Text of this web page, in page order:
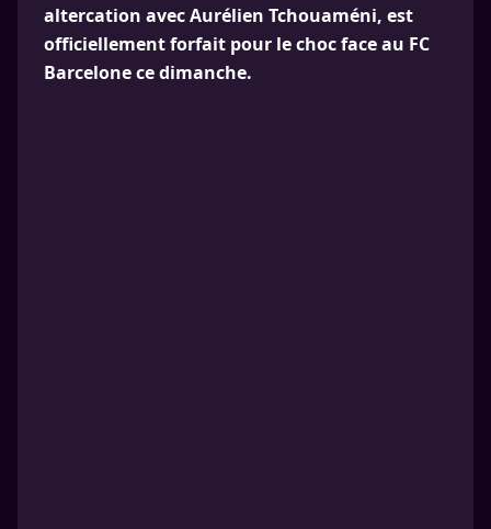
altercation avec Aurélien Tchouaméni, est
officiellement forfait pour le choc face au FC
Barcelone ce dimanche.